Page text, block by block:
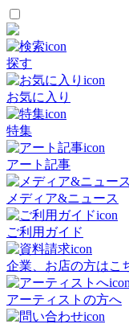
探す
お気に入り
特集
アート記事
メディア&ニュース
ご利用ガイド
企業、お店の方はこ
アーティストの方へ